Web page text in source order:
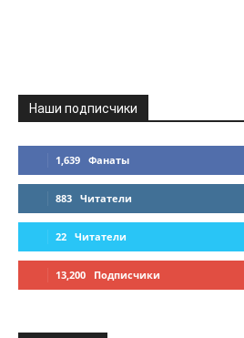
Наши подписчики
1,639 Фанаты
883 Читатели
22 Читатели
13,200 Подписчики